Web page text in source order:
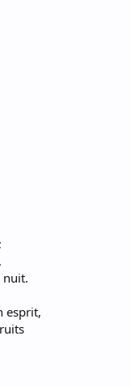
nuit.
esprit,